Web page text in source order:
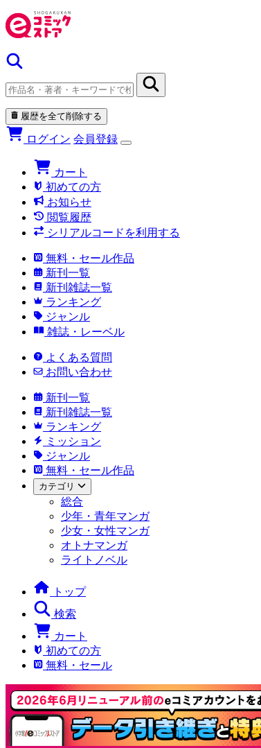
履歴を全て削除する
ログイン 会員登録
カート
初めての方
お知らせ
閲覧履歴
シリアルコードを利用する
無料・セール作品
新刊一覧
新刊雑誌一覧
ランキング
ジャンル
雑誌・レーベル
よくある質問
お問い合わせ
新刊一覧
新刊雑誌一覧
ランキング
ミッション
ジャンル
無料・セール作品
カテゴリ
総合
少年・青年マンガ
少女・女性マンガ
オトナマンガ
ライトノベル
トップ
検索
カート
初めての方
無料・セール